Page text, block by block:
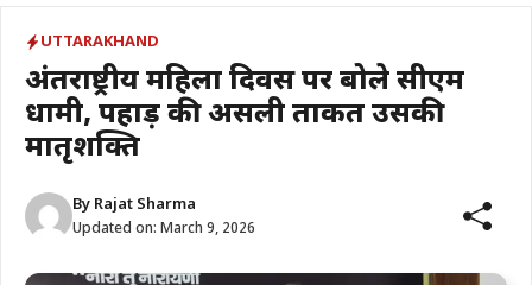
UTTARAKHAND
अंतर्राष्ट्रीय महिला दिवस पर बोले सीएम
धामी, पहाड़ की असली ताकत उसकी
मातृशक्ति
By Rajat Sharma
Updated on: March 9, 2026